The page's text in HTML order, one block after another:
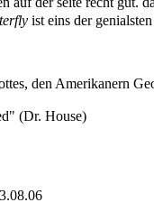
ist eins der
den Amerikanern
(Dr. House)